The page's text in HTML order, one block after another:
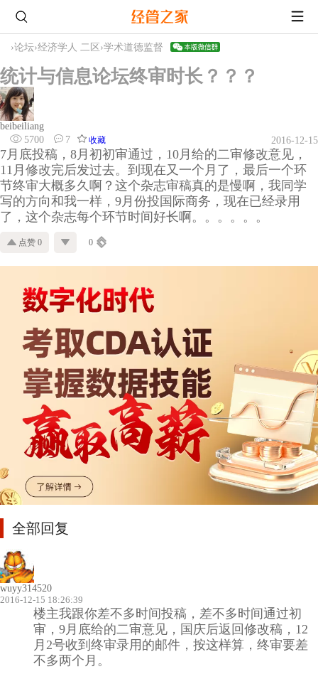
›论坛›经济学人 二区 ›学术道德监督
统计与信息论坛终审时长？？？
beibeiliang
5700
7 收藏 2016-12-15
7月底投稿，8月初初审通过，10月给的二审修改意见，
11月修改完后发过去。到现在又一个月了，最后一个环
节终审大概多久啊？这个杂志审稿真的是慢啊，我同学
写的方向和我一样，9月份投国际商务，现在已经录用
了，这个杂志每个环节时间好长啊。。。。。。
点赞 0 0
全部回复
wuyy314520
2016-12-15 18:26:39
楼主我跟你差不多时间投稿，差不多时间通过初
审，9月底给的二审意见，国庆后返回修改稿，12
月2号收到终审录用的邮件，按这样算，终审要差
不多两个月。